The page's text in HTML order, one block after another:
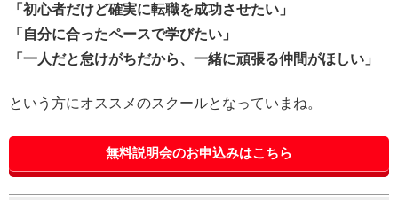
「初心者だけど確実に転職を成功させたい」
「自分に合ったペースで学びたい」
「一人だと怠けがちだから、一緒に頑張る仲間がほしい」
という方にオススメのスクールとなっていまね。
無料説明会のお申込みはこちら